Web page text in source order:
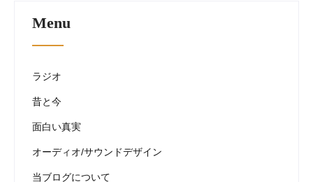
Menu
ラジオ
昔と今
面白い真実
オーディオ/サウンドデザイン
当ブログについて